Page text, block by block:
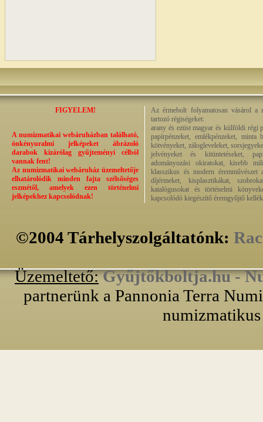
FIGYELEM!
A numizmatikai webáruházban található,
önkényuralmi jelképeket ábrázoló
darabok kizárólag gyűjteményi célból
vannak fent!
Az numizmatikai webáruház üzemeltetője
elhatárolódik minden fajta szélsőséges
eszmétől, amelyek ezen történelmi
jelképekhez kapcsolódnak!
Az érmebolt folyamatosan vásárol a
tartozó régiségeket:
arany és ezüst magyar és külföldi régi
papírpénzeket, emlékpénzeket, minta
kötvényeket, zálogleveleket,
jelvényeket és kitüntetéseket,
adományozási okiratokat, kisebb
klasszikus és modern éremművészet
díjérmeket, kisplasztikákat,
katalógusokat és történelmi
kapcsolódó kiegészítő éremgyűjtő
©2004 Tárhelyszolgáltatónk:
Üzemeltető: Gyűjtőkboltja.hu -
partnerünk a Pannonia Terra
numizmatikus